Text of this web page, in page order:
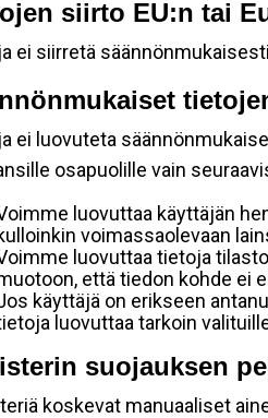
siirto EU:n tai
ei siirretä
ei luovuteta
osapuolille vain
luovuttaa käyttäjän
voimassaolevaan
luovuttaa tietoja
että tiedon kohde ei
käyttäjä on erikseen
luovuttaa tarkoin
suojauksen
koskevat manuaaliset